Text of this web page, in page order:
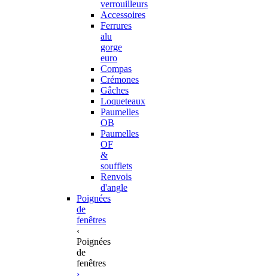
verrouilleurs
Accessoires
Ferrures
alu
gorge
euro
Compas
Crémones
Gâches
Loqueteaux
Paumelles
OB
Paumelles
OF
&
soufflets
Renvois
d'angle
Poignées
de
fenêtres
‹
Poignées
de
fenêtres
›